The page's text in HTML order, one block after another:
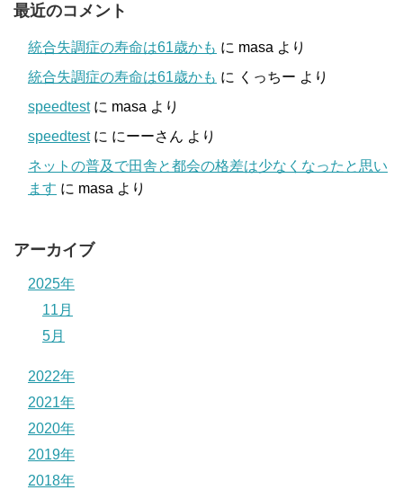
最近のコメント
統合失調症の寿命は61歳かも に masa より
統合失調症の寿命は61歳かも に くっちー より
speedtestに masa より
speedtestに にーーさん より
ネットの普及で田舎と都会の格差は少なくなったと思い
ます に masa より
アーカイブ
2025年
11月
5月
2022年
2021年
2020年
2019年
2018年